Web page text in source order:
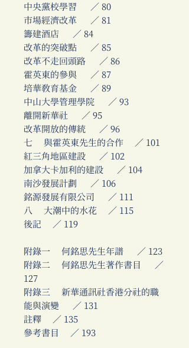
中央黨校學習 ／ 80
市場經濟改革 ／ 81
籌建酒店 ／ 84
改革的突破點 ／ 85
改革不走回頭路 ／ 86
霍英東的參與 ／ 87
培華教育基金 ／ 89
中山大學管理學院 ／ 93
離開新華社 ／ 95
改革開放的傳統 ／ 96
七 與霍英東先生的合作 ／ 101
紅三角地區建設 ／ 102
加拿大卡加利的建設 ／ 104
南沙發展計劃 ／ 106
銘源發展有限公司 ／ 111
八 大潮中的水花 ／ 115
後記 ／ 119
附錄一 何銘思先生年譜 ／ 123
附錄二 何銘思先生著作書目 ／
127
附錄三 新華通訊社香港分社的職
能與演變 ／ 131
註釋 ／ 135
參考書目 ／ 193